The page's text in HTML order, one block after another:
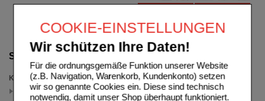
COOKIE-EINSTELLUNGEN
Wir schützen Ihre Daten!
Für die ordnungsgemäße Funktion unserer Website
(z.B. Navigation, Warenkorb, Kundenkonto) setzen
wir so genannte Cookies ein. Diese sind technisch
notwendig, damit unser Shop überhaupt funktioniert.
Suche verfeinern
Kategorien
Thermacare
(auswahl entfernen)